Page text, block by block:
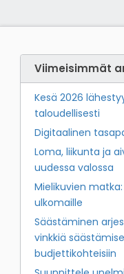
Viimeisimmät
Kesä 2026
taloudellisesti
Digitaalinen
Loma, liikunta ja
uudessa valossa
Mielikuvien
ulkomaille
Säästäminen
vinkkiä
budjettikohteisiin